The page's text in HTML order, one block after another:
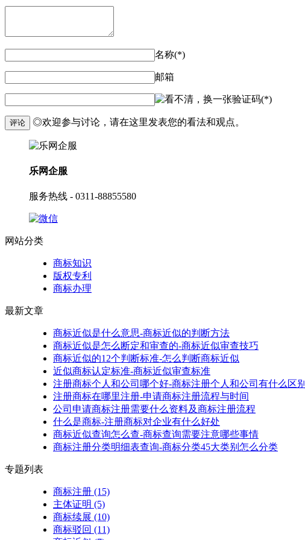
名称(*)
邮箱
验证码(*)
评论 ◎欢迎参与讨论，请在这里发表您的看法和观点。
乐网企服
服务热线 - 0311-88855580
网站分类
商标知识
版权专利
商标办理
最新文章
商标近似是什么意思-商标近似的判断方法
商标近似是怎么断定和审查的-商标近似审查技巧
商标近似的12个判断标准-怎么判断商标近似
近似商标认定标准-商标近似审查标准
注册商标个人和公司哪个好-商标注册个人和公司有什么区别
注册商标在哪里注册-申请商标注册流程与时间
公司申请商标注册需要什么资料及商标注册流程
什么是商标-注册商标对企业有什么好处
商标近似查询怎么查-商标查询需要注意哪些事情
商标注册分类明细表查询-商标分类45大类别怎么分类
专题列表
商标注册 (15)
主体证明 (5)
商标续展 (10)
商标驳回 (11)